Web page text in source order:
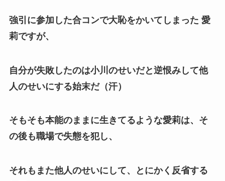
強引に参加した合コンで大恥をかいてしまった 愛
莉ですが、
自分が失敗したのは小川のせいだと逆恨みして他
人のせいにする始末だ（汗）
そもそも本能のままに生きてるような愛莉は、そ
の後も職場で失態を犯し、
それもまた他人のせいにして、とにかく反省する